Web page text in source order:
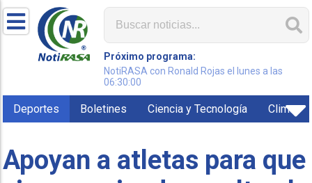
Próximo programa:
NotiRASA con Ronald Rojas el lunes a las
06:30:00
Deportes Boletines Ciencia y Tecnología Clima
Apoyan a atletas para que